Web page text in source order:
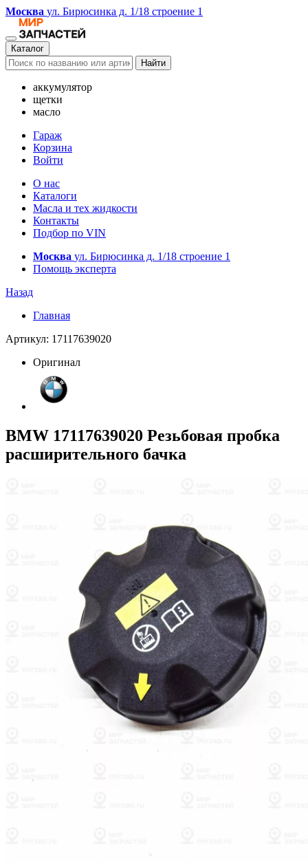
Москва ул. Бирюсинка д. 1/18 строение 1
Каталог
Найти
аккумулятор
щетки
масло
Гараж
Корзина
Войти
О нас
Каталоги
Масла и тех жидкости
Контакты
Подбор по VIN
Москва ул. Бирюсинка д. 1/18 строение 1
Помощь эксперта
Назад
Главная
Артикул: 17117639020
Оригинал
BMW 17117639020 Резьбовая пробка
расширительного бачка